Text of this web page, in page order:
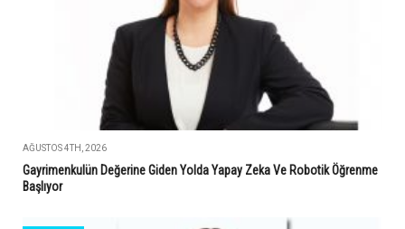
AĞUSTOS 4TH, 2026
Gayrimenkulün Değerine Giden Yolda Yapay Zeka Ve Robotik Öğrenme
Başlıyor